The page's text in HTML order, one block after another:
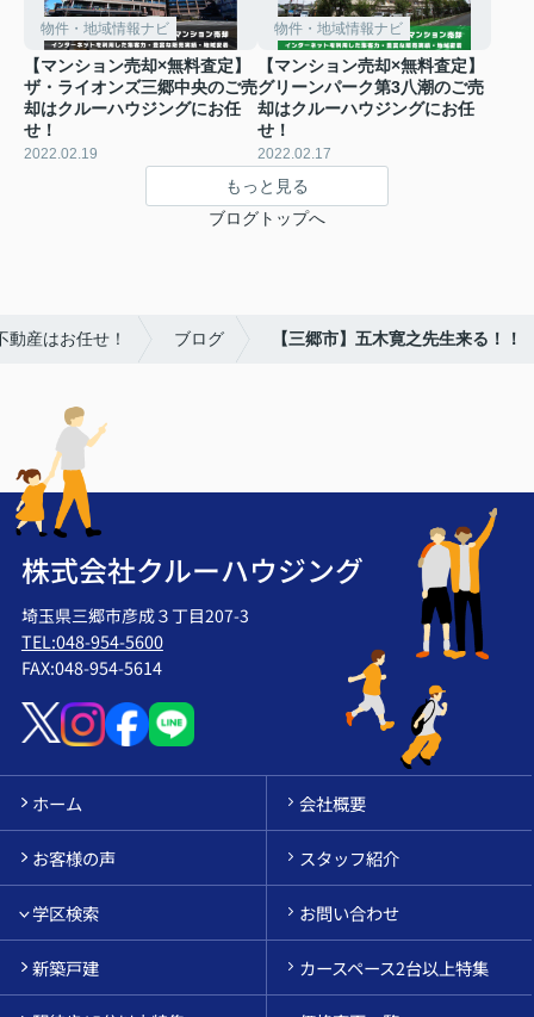
物件・地域情報ナビ
【マンション売却×無料査定】
ザ・ライオンズ三郷中央のご売
却はクルーハウジングにお任
せ！
2022.02.19
物件・地域情報ナビ
【マンション売却×無料査定】
グリーンパーク第3八潮のご売
却はクルーハウジングにお任
せ！
2022.02.17
もっと見る
ブログトップへ
産はお任せ！ ブログ 【三郷市】五木寛之先生来る！！
株式会社クルーハウジング
埼玉県三郷市彦成３丁目207-3
TEL:048-954-5600
FAX:048-954-5614
ホーム 会社概要
お客様の声 スタッフ紹介
学区検索 お問い合わせ
新築戸建 カースペース2台以上特集